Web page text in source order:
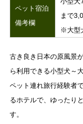
ペット宿泊
備考欄
まで
※大型
古き良き日本の原風景
ら利用できる小型犬～
ペット連れ旅行経験者
るホテルで、ゆったり
す。